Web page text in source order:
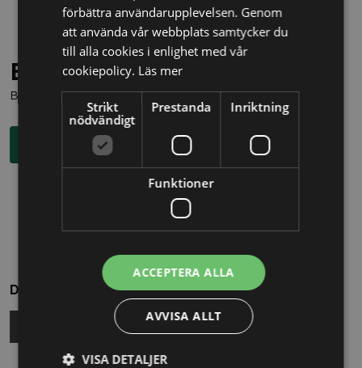
Behöver du juridisk hjälp?
Boka en kostnadsfri konsultation direkt via knappen nedan.
Boka rådgivning
Dela
förbättra användarupplevelsen. Genom
att använda vår webbplats samtycker du
till alla cookies i enlighet med vår
cookiepolicy. Läs mer
Strikt
nödvändigt
Prestanda Inriktning
Funktioner
ACCEPTERA ALLA
AVVISA ALLT
VISA DETALJER